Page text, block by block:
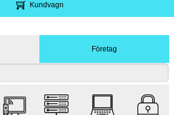
Kundvagn
Företag